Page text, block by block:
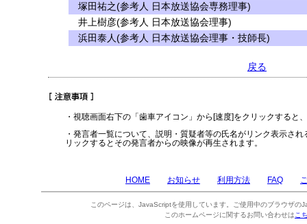
塚田祐之(参考人 日本放送協会専務理事)
井上樹彦(参考人 日本放送協会理事)
浜田泰人(参考人 日本放送協会理事・技師長)
戻る
・視聴画面右下の「歯車アイコン」から[速度]をクリックすると
・発言者一覧について、説明・質疑者等の氏名がリンク表示さ
リックするとその発言者からの映像が再生されます。
HOME お知らせ 利用方法 FAQ
このページは、JavaScriptを使用しています。ご使用中のブラウザの
このホームページに関するお問い合わせは こ